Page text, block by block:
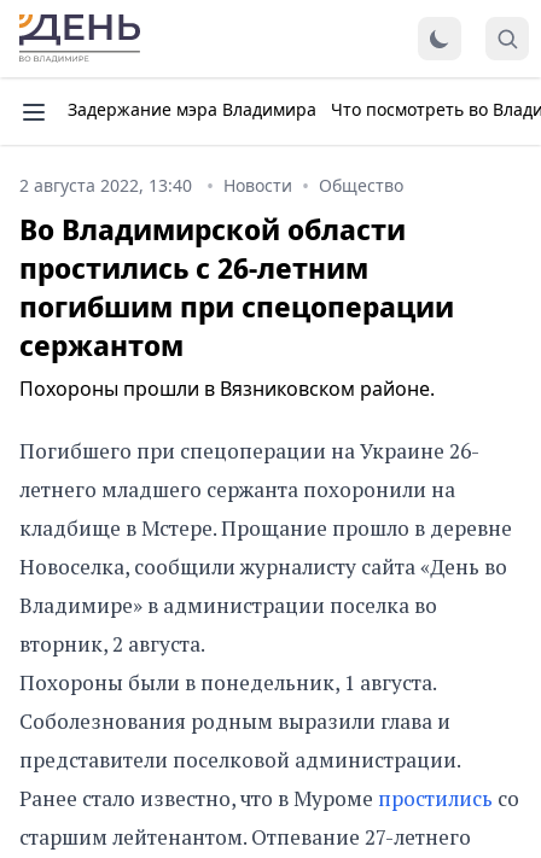
Задержание мэра Владимира Что посмотреть во
2 августа 2022, 13:40 Новости Общество
Во Владимирской области
простились с 26-летним
погибшим при спецоперации
сержантом
Похороны прошли в Вязниковском районе.
Погибшего при спецоперации на Украине 26-
летнего младшего сержанта похоронили на
кладбище в Мстере. Прощание прошло в деревне
Новоселка, сообщили журналисту сайта «День во
Владимире» в администрации поселка во
вторник, 2 августа.
Похороны были в понедельник, 1 августа.
Соболезнования родным выразили глава и
представители поселковой администрации.
Ранее стало известно, что в Муроме простились со
старшим лейтенантом. Отпевание 27-летнего